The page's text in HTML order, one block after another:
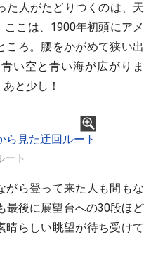
た人がたどりつくのは、天
こは、1900年初頭にアメ
ころ。腰をかがめて狭い出
い空と青い海が広がりま
と少し！
ート
がら登って来た人も間もな
最後に展望台への30段ほど
晴らしい眺望が待ち受けて